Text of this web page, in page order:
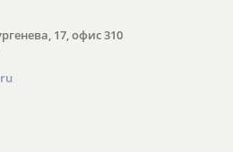
17, офис 310